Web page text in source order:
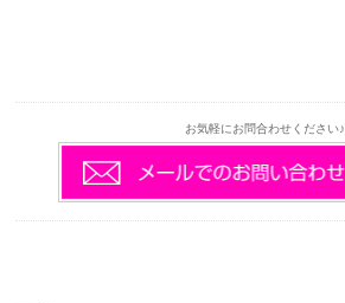
お気軽にお問合わせください♪